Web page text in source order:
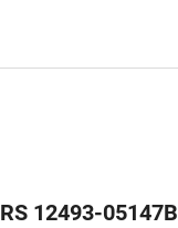
12493-05147B